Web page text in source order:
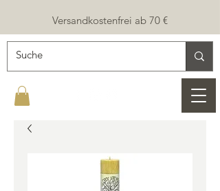
Versandkostenfrei ab 70 €